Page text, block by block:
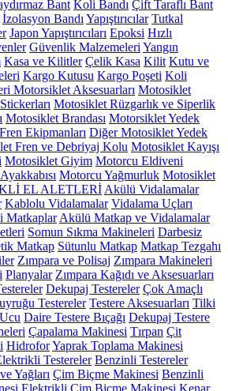
Bant Koli Bandı Çift Taraflı Bant
İzolasyon Bandı Yapıştırıcılar Tutkal
Japon Yapıştırıcıları Epoksi Hızlı
Güvenlik Malzemeleri Yangın
Kasa ve Kilitler Çelik Kasa Kilit Kutu ve
Kargo Kutusu Kargo Poşeti Koli
Motorsiklet Aksesuarları Motosiklet
Motosiklet Rüzgarlık ve Siperlik
Motosiklet Brandası Motorsiklet Yedek
Ekipmanları Diğer Motosiklet Yedek
Fren ve Debriyaj Kolu Motosiklet Kayışı
Motosiklet Giyim Motorcu Eldiveni
Motorcu Yağmurluk Motosiklet
EL ALETLERİ Akülü Vidalamalar
Kablolu Vidalamalar Vidalama Uçları
Matkaplar Akülü Matkap ve Vidalamalar
Somun Sıkma Makineleri Darbesiz
Matkap Sütunlu Matkap Matkap Tezgahı
Zımpara ve Polisaj Zımpara Makineleri
Planyalar Zımpara Kağıdı ve Aksesuarları
Dekupaj Testereler Çok Amaçlı
Testereler Testere Aksesuarları Tilki
Daire Testere Bıçağı Dekupaj Testere
Çapalama Makinesi Tırpan Çit
HidroforYaprak Toplama Makinesi
Testereler Benzinli Testereler
Yağları Çim Biçme Makinesi Benzinli
Elektrikli Çim Biçme Makinesi Kenar